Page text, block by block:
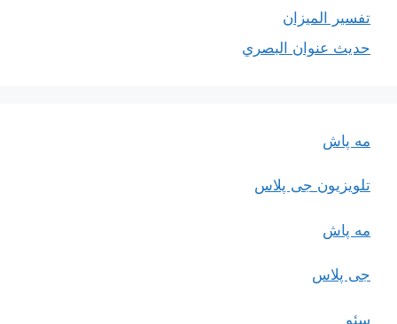
تفسير الميزان
حديث عنوان البصري
مه پاش
تلویزیون جی پلاس
مه پاش
جی پلاس